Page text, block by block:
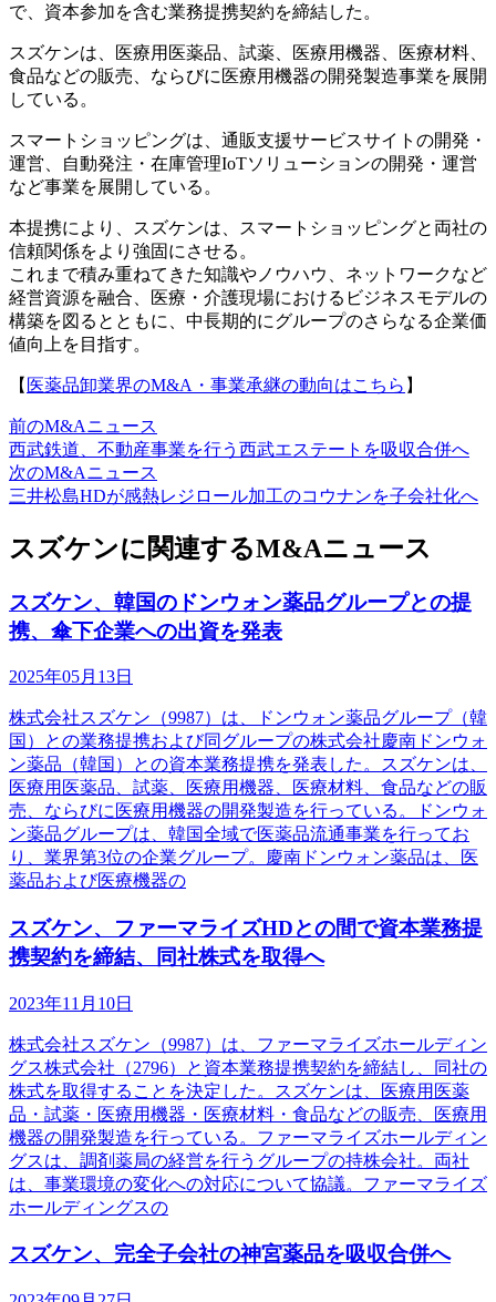
で、資本参加を含む業務提携契約を締結した。
スズケンは、医療用医薬品、試薬、医療用機器、医療材料、
食品などの販売、ならびに医療用機器の開発製造事業を展開
している。
スマートショッピングは、通販支援サービスサイトの開発・
運営、自動発注・在庫管理IoTソリューションの開発・運営
など事業を展開している。
本提携により、スズケンは、スマートショッピングと両社の
信頼関係をより強固にさせる。
これまで積み重ねてきた知識やノウハウ、ネットワークなど
経営資源を融合、医療・介護現場におけるビジネスモデルの
構築を図るとともに、中長期的にグループのさらなる企業価
値向上を目指す。
【 医薬品卸業界のM&A・事業承継の動向はこちら 】
前のM&Aニュース
西武鉄道、不動産事業を行う西武エステートを吸収合併へ
次のM&Aニュース
三井松島HDが感熱レジロール加工のコウナンを子会社化へ
スズケンに関連するM&Aニュース
スズケン、韓国のドンウォン薬品グループとの提
携、傘下企業への出資を発表
2025年05月13日
株式会社スズケン（9987）は、ドンウォン薬品グループ（韓
国）との業務提携および同グループの株式会社慶南ドンウォ
ン薬品（韓国）との資本業務提携を発表した。スズケンは、
医療用医薬品、試薬、医療用機器、医療材料、食品などの販
売、ならびに医療用機器の開発製造を行っている。ドンウォ
ン薬品グループは、韓国全域で医薬品流通事業を行ってお
り、業界第3位の企業グループ。慶南ドンウォン薬品は、医
薬品および医療機器の
スズケン、ファーマライズHDとの間で資本業務提
携契約を締結、同社株式を取得へ
2023年11月10日
株式会社スズケン（9987）は、ファーマライズホールディン
グス株式会社（2796）と資本業務提携契約を締結し、同社の
株式を取得することを決定した。スズケンは、医療用医薬
品・試薬・医療用機器・医療材料・食品などの販売、医療用
機器の開発製造を行っている。ファーマライズホールディン
グスは、調剤薬局の経営を行うグループの持株会社。両社
は、事業環境の変化への対応について協議。ファーマライズ
ホールディングスの
スズケン、完全子会社の神宮薬品を吸収合併へ